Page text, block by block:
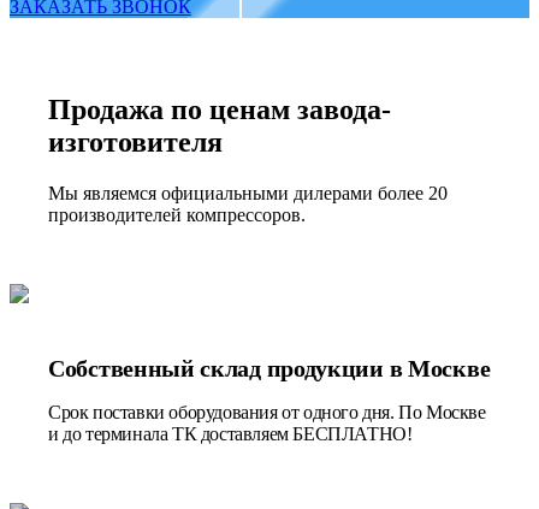
ЗАКАЗАТЬ ЗВОНОК
Продажа по ценам завода-
изготовителя
Мы являемся официальными дилерами более 20
производителей компрессоров.
Собственный склад продукции в Москве
Срок поставки оборудования от одного дня. По Москве
и до терминала ТК доставляем БЕСПЛАТНО!